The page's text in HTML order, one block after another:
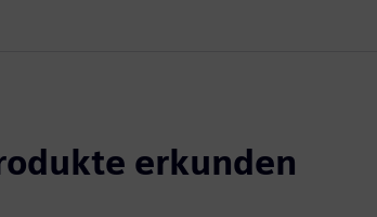
erkunden